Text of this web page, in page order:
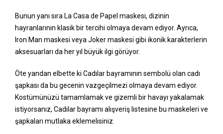
Bunun yanı sıra La Casa de Papel maskesi, dizinin
hayranlarının klasik bir tercihi olmaya devam ediyor. Ayrıca,
Iron Man maskesi veya Joker maskesi gibi ikonik karakterlerin
aksesuarları da her yıl büyük ilgi görüyor.
Öte yandan elbette ki Cadılar bayramının sembolü olan cadı
şapkası da bu gecenin vazgeçilmezi olmaya devam ediyor.
Kostümünüzü tamamlamak ve gizemli bir havayı yakalamak
istiyorsanız, Cadılar bayramı alışveriş listesine bu maskeleri ve
şapkaları mutlaka eklemelisiniz.